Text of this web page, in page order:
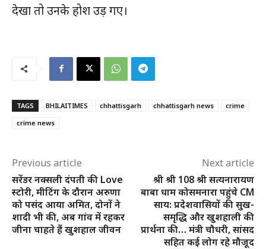
देखा तो उनके होश उड़ गए।
TAGS BHILAITIMES chhattisgarh chhattisgarh news
crime
crime news
Previous article
सरेंडर नक्सली दंपती की Love
स्टोरी, मीटिंग के दौरान अरुणा
को पसंद आया अमित, दोनों ने
शादी भी की, अब गांव में रहकर
जीना चाहते हैं खुशहाल जीवन
Next article
श्री श्री 108 श्री सत्यनारायण
बाबा धाम कोसमनारा पहुंचे CM
साय: प्रदेशवासियों की सुख-
समृद्धि और खुशहाली की
प्रार्थना की… मंत्री चौधरी, सांसद
सहित कई लोग रहे मौजूद